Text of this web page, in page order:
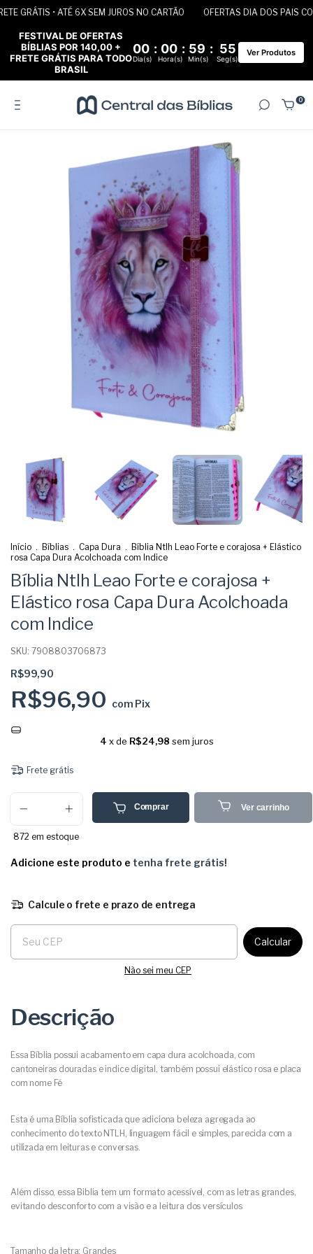
GRÁTIS • ATÉ 6X SEM JUROS NO CARTÃO OFERTAS DIA DOS PAIS
FESTIVAL DE OFERTAS
BÍBLIAS POR 140,00 +
FRETE GRÁTIS PARA TODO
BRASIL
00 : 00 : 59 : 55
Dia(s) Hora(s) Min(s) Seg(s)
Ver Produtos
0
Início . Bíblias . Capa Dura . Bíblia Ntlh Leao Forte e corajosa + Elástico
rosa Capa Dura Acolchoada com Indice
Bíblia Ntlh Leao Forte e corajosa +
Elástico rosa Capa Dura Acolchoada
com Indice
SKU: 7908803706873
R$99,90
R$96,90 com Pix
4 x de R$24,98 sem juros
Frete grátis
872 em estoque
Comprar Ver carrinho
Adicione este produto e tenha frete grátis!
Calcule o frete e prazo de entrega
Entregas para o CEP:
Calcular
Não sei meu CEP
Descrição
Essa Bíblia possui acabamento em capa dura acolchoada, com
cantoneiras douradas e indice digital, também possui elástico rosa e placa
com nome Fé
Esta é uma Bíblia sofisticada que adiciona beleza agregada ao
conhecimento do texto NTLH, linguagem fácil e simples, parecida com a
utilizada em leituras e conversas.
Além disso, essa Biblia tem um formato acessível, com as letras grandes,
evitando desconforto com a visão e a leitura dos versículos
Tamanho da letra: Grandes